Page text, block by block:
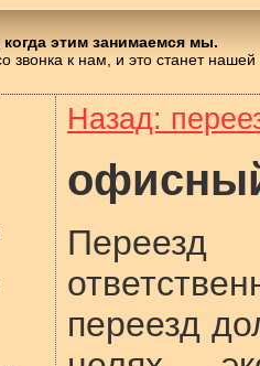
этим занимаемся мы.
звонка к нам, и это станет нашей
Назад:
переезд